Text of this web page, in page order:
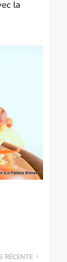
la
RÉCENTE